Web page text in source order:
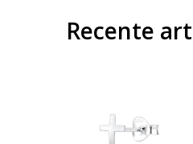
Recente